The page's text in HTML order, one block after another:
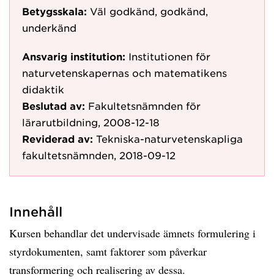
Betygsskala: Väl godkänd, godkänd,
underkänd
Ansvarig institution: Institutionen för
naturvetenskapernas och matematikens
didaktik
Beslutad av: Fakultetsnämnden för
lärarutbildning, 2008-12-18
Reviderad av: Tekniska-naturvetenskapliga
fakultetsnämnden, 2018-09-12
Innehåll
Kursen behandlar det undervisade ämnets formulering i
styrdokumenten, samt faktorer som påverkar
transformering och realisering av dessa.